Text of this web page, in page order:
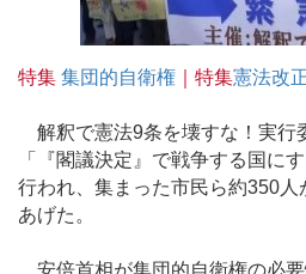
特集 集団的自衛権 ｜特集憲法改
解釈で憲法9条を壊すな！実行
「『閣議決定』で戦争する国に
行われ、集まった市民ら約350
あげた。
安倍首相が集団的自衛権の必